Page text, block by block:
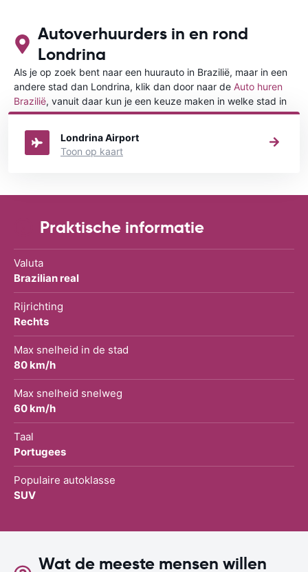
Autoverhuurders in en rond
Londrina
Als je op zoek bent naar een huurauto in Brazilië, maar in een
andere stad dan Londrina, klik dan door naar de Auto huren
Brazilië, vanuit daar kun je een keuze maken in welke stad in
Brazilië je een auto huren wilt.
Londrina Airport
Toon op kaart
Praktische informatie
Valuta
Brazilian real
Rijrichting
Rechts
Max snelheid in de stad
80 km/h
Max snelheid snelweg
60 km/h
Taal
Portugees
Populaire autoklasse
SUV
Wat de meeste mensen willen